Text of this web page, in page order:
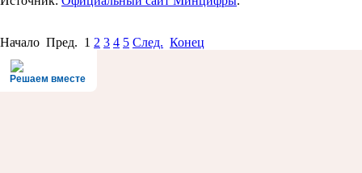
Начало Пред. 1 2 3 4 5 След. Конец
Решаем вместе